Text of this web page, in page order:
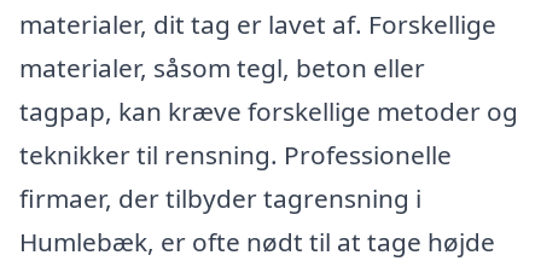
materialer, dit tag er lavet af. Forskellige
materialer, såsom tegl, beton eller
tagpap, kan kræve forskellige metoder og
teknikker til rensning. Professionelle
firmaer, der tilbyder tagrensning i
Humlebæk, er ofte nødt til at tage højde